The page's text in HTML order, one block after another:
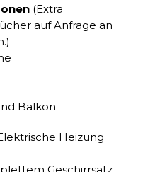
(Extra
auf Anfrage an
Balkon
Heizung